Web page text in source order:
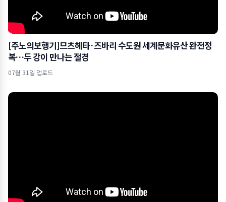
[주노의보행기]므츠헤타·즈바리 수도원 세계문화유산 완전정
복…두 강이 만나는 절경
07월 31일 업로드